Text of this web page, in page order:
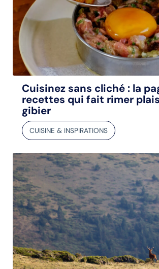
Cuisinez sans cliché : la
recettes qui fait rimer
gibier
CUISINE & INSPIRATIONS